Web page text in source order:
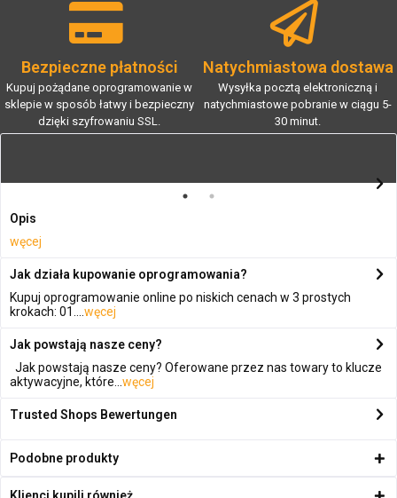
Bezpieczne płatności
Kupuj pożądane oprogramowanie w
sklepie w sposób łatwy i bezpieczny
dzięki szyfrowaniu SSL.
Natychmiastowa dostawa
Wysyłka pocztą elektroniczną i
natychmiastowe pobranie w ciągu 5-
30 minut.
Opis
węcej
Jak działa kupowanie oprogramowania?
Kupuj oprogramowanie online po niskich cenach w 3 prostych
krokach: 01.... węcej
Jak powstają nasze ceny?
Jak powstają nasze ceny? Oferowane przez nas towary to klucze
aktywacyjne, które... węcej
Trusted Shops Bewertungen
Podobne produkty